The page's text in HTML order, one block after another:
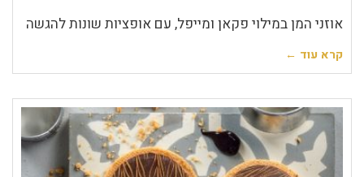
אוזני המן במילוי פקאן ומייפל, עם אופציות שונות להגשה
קרא עוד ←